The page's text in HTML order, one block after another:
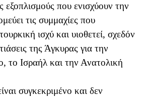
εξοπλισμούς που ενισχύουν την
τις συμμαχίες που
ισχύ και υιοθετεί, σχεδόν
της Άγκυρας για την
το Ισραήλ και την Ανατολική
συγκεκριμένο και δεν